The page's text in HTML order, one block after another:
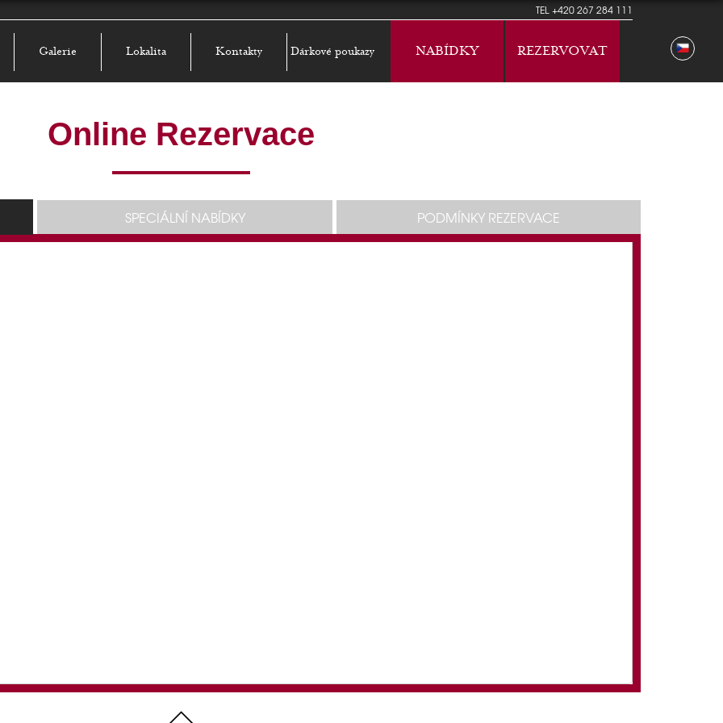
TEL+420 267 284 111
Galerie Lokalita Kontakty Dárkové poukazy NABÍDKY REZERVOVAT
Online Rezervace
SPECIÁLNÍ NABÍDKY PODMÍNKY REZERVACE